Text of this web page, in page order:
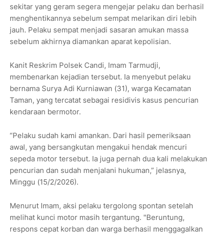
sekitar yang geram segera mengejar pelaku dan berhasil
menghentikannya sebelum sempat melarikan diri lebih
jauh. Pelaku sempat menjadi sasaran amukan massa
sebelum akhirnya diamankan aparat kepolisian.
Kanit Reskrim Polsek Candi, Imam Tarmudji,
membenarkan kejadian tersebut. Ia menyebut pelaku
bernama Surya Adi Kurniawan (31), warga Kecamatan
Taman, yang tercatat sebagai residivis kasus pencurian
kendaraan bermotor.
“Pelaku sudah kami amankan. Dari hasil pemeriksaan
awal, yang bersangkutan mengakui hendak mencuri
sepeda motor tersebut. Ia juga pernah dua kali melakukan
pencurian dan sudah menjalani hukuman,” jelasnya,
Minggu (15/2/2026).
Menurut Imam, aksi pelaku tergolong spontan setelah
melihat kunci motor masih tergantung. "Beruntung,
respons cepat korban dan warga berhasil menggagalkan